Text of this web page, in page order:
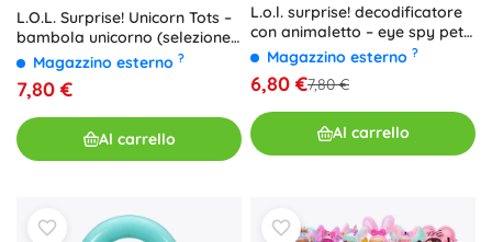
L.O.L. Surprise! Unicorn Tots –
bambola unicorno (selezione
casuale, 1 pz)
Magazzino esterno ?
7,80 €
Al carrello
L.o.l. surprise! decodificatore
con animaletto – eye spy pets
sorpresa
Magazzino esterno ?
6,80 €7,80 €
Al carrello